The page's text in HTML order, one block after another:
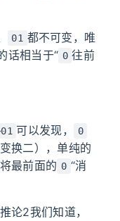
01 都不可变，唯
话相当于“ 0 往前
可以发现， 0
换二），单纯的
最前面的 0 “消
论2我们知道，